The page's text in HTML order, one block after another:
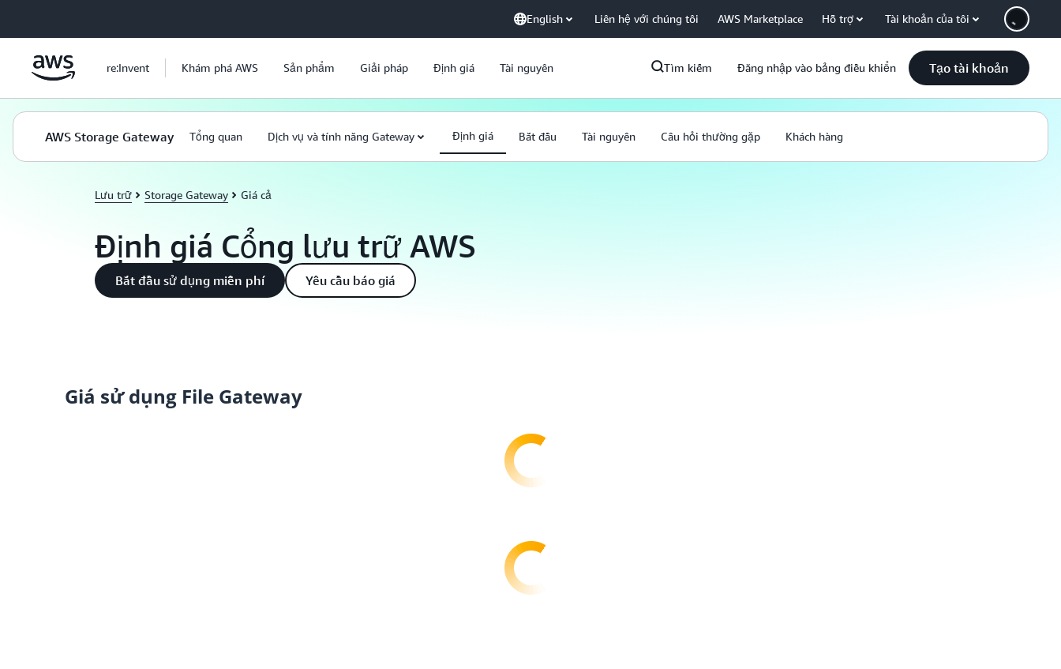
English Liên hệ với chúng tôi AWS Marketplace Hỗ trợ Tài khoản của tôi
re:Invent Khám phá AWS Sản phẩm Giải pháp Định giá Tài nguyên Tìm kiếm Đăng nhập vào bảng điều khiển Tạo tài khoản
AWS Storage Gateway Tổng quan Dịch vụ và tính năng Gateway Định giá Bắt đầu Tài nguyên Câu hỏi thường gặp Khách hàng
Lưu trữ Storage Gateway Giá cả
Định giá Cổng lưu trữ AWS
Bắt đầu sử dụng miễn phí Yêu cầu báo giá
Giá sử dụng File Gateway